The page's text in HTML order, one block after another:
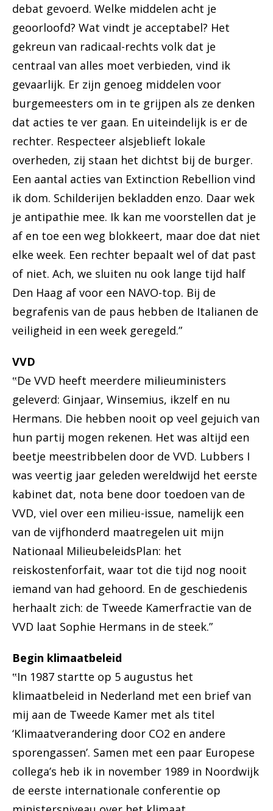
debat gevoerd. Welke middelen acht je
geoorloofd? Wat vindt je acceptabel? Het
gekreun van radicaal-rechts volk dat je
centraal van alles moet verbieden, vind ik
gevaarlijk. Er zijn genoeg middelen voor
burgemeesters om in te grijpen als ze denken
dat acties te ver gaan. En uiteindelijk is er de
rechter. Respecteer alsjeblieft lokale
overheden, zij staan het dichtst bij de burger.
Een aantal acties van Extinction Rebellion vind
ik dom. Schilderijen bekladden enzo. Daar wek
je antipathie mee. Ik kan me voorstellen dat je
af en toe een weg blokkeert, maar doe dat niet
elke week. Een rechter bepaalt wel of dat past
of niet. Ach, we sluiten nu ook lange tijd half
Den Haag af voor een NAVO-top. Bij de
begrafenis van de paus hebben de Italianen de
veiligheid in een week geregeld.”
VVD
‟De VVD heeft meerdere milieuministers
geleverd: Ginjaar, Winsemius, ikzelf en nu
Hermans. Die hebben nooit op veel gejuich van
hun partij mogen rekenen. Het was altijd een
beetje meestribbelen door de VVD. Lubbers I
was veertig jaar geleden wereldwijd het eerste
kabinet dat, nota bene door toedoen van de
VVD, viel over een milieu-issue, namelijk een
van de vijfhonderd maatregelen uit mijn
Nationaal MilieubeleidsPlan: het
reiskostenforfait, waar tot die tijd nog nooit
iemand van had gehoord. En de geschiedenis
herhaalt zich: de Tweede Kamerfractie van de
VVD laat Sophie Hermans in de steek.”
Begin klimaatbeleid
‟In 1987 startte op 5 augustus het
klimaatbeleid in Nederland met een brief van
mij aan de Tweede Kamer met als titel
‘Klimaatverandering door CO2 en andere
sporengassen’. Samen met een paar Europese
collega’s heb ik in november 1989 in Noordwijk
de eerste internationale conferentie op